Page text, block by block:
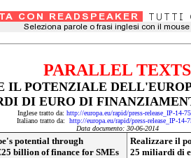
PARALLEL TEXTS
IL POTENZIALE
DI EURO DI
Inglese tratto da: http://europa.eu/rapid/press-release_IP-14-
Italiano tratto da: http://europa.eu/rapid/press-release_IP-14-
Data documento: 30-06-2014
potential through
billion of finance for SMEs
Realizzare il
25 miliardi di